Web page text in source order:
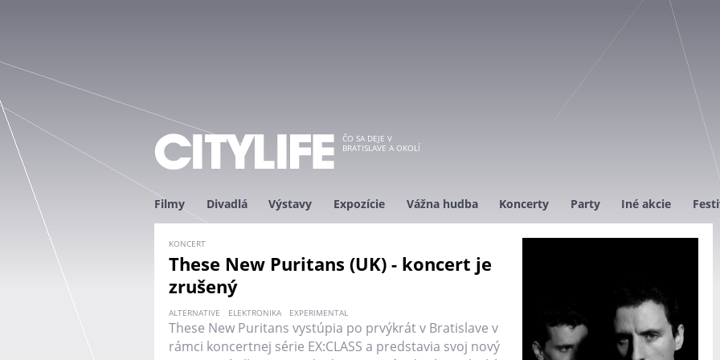
ČO SA DEJE V
BRATISLAVE A OKOLÍ
Filmy Divadlá Výstavy Expozície Vážna hudba Koncerty Party Iné akcie
KONCERT
These New Puritans (UK) - koncert je
zrušený
ALTERNATIVE ELEKTRONIKA EXPERIMENTAL
These New Puritans vystúpia po prvýkrát v Bratislave v
rámci koncertnej série EX:CLASS a predstavia svoj nový